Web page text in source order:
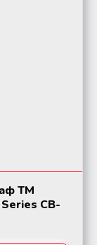
ТМ
CB-